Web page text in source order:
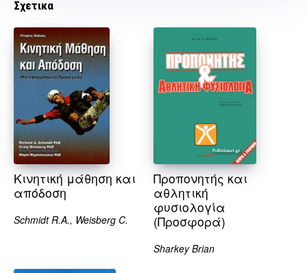
Σχετικα
Κινητική μάθηση και
απόδοση
Schmidt R.A., Weisberg C.
Προπονητής και
αθλητική
φυσιολογία
(Προσφορά)
Sharkey Brian